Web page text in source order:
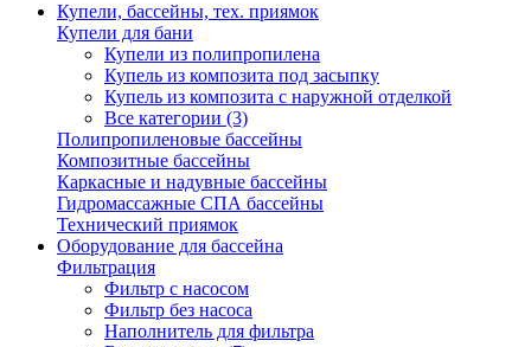
Купели, бассейны, тех. приямок
Купели для бани
Купели из полипропилена
Купель из композита под засыпку
Купель из композита с наружной отделкой
Все категории (3)
Полипропиленовые бассейны
Композитные бассейны
Каркасные и надувные бассейны
Гидромассажные СПА бассейны
Технический приямок
Оборудование для бассейна
Фильтрация
Фильтр с насосом
Фильтр без насоса
Наполнитель для фильтра